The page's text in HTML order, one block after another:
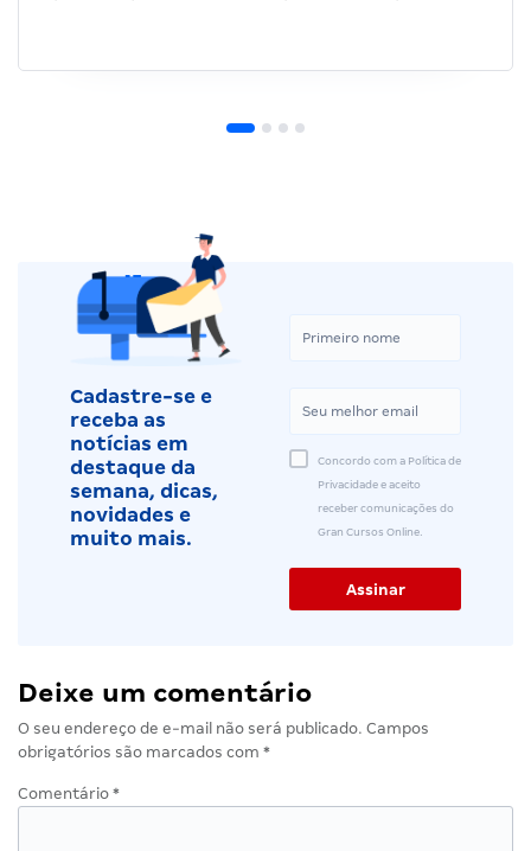
Cadastre-se e
receba as
notícias em
destaque da
semana, dicas,
novidades e
muito mais.
Concordo com a Política de
Privacidade e aceito
receber comunicações do
Gran Cursos Online.
Deixe um comentário
O seu endereço de e-mail não será publicado. Campos
obrigatórios são marcados com *
Comentário *